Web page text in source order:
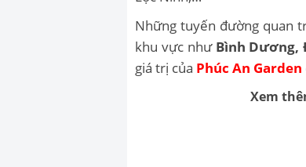
Những tuyến đường quan
khu vực như Bình Dương,
giá trị của Phúc An Garden
Xem